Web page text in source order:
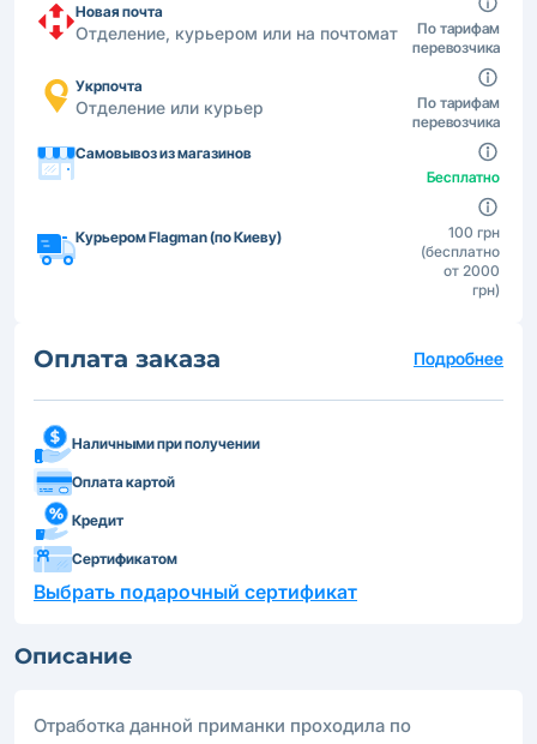
Новая почта
Отделение, курьером или на почтомат
По тарифам
перевозчика
Укрпочта
Отделение или курьер
По тарифам
перевозчика
Самовывоз из магазинов
Бесплатно
Курьером Flagman (по Киеву)
100 грн
(бесплатно
от 2000
грн)
Оплата заказа Подробнее
Наличными при получении
Оплата картой
Кредит
Сертификатом
Выбрать подарочный сертификат
Описание
Отработка данной приманки проходила по